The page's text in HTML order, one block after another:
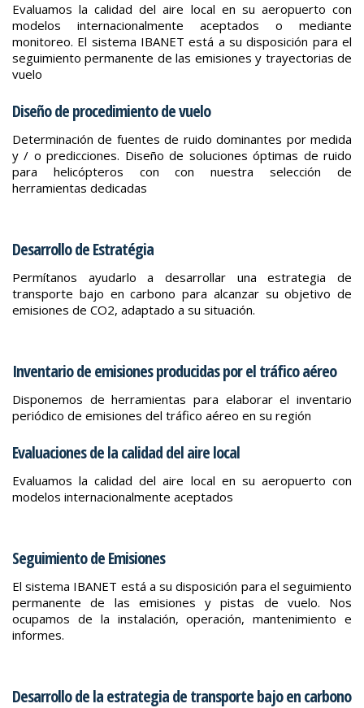
Evaluamos la calidad del aire local en su aeropuerto con
modelos internacionalmente aceptados o mediante
monitoreo. El sistema IBANET está a su disposición para el
seguimiento permanente de las emisiones y trayectorias de
vuelo
Diseño de procedimiento de vuelo
Determinación de fuentes de ruido dominantes por medida
y / o predicciones. Diseño de soluciones óptimas de ruido
para helicópteros con con nuestra selección de
herramientas dedicadas
Desarrollo de Estratégia
Permítanos ayudarlo a desarrollar una estrategia de
transporte bajo en carbono para alcanzar su objetivo de
emisiones de CO2, adaptado a su situación.
Inventario de emisiones producidas por el tráfico aéreo
Disponemos de herramientas para elaborar el inventario
periódico de emisiones del tráfico aéreo en su región
Evaluaciones de la calidad del aire local
Evaluamos la calidad del aire local en su aeropuerto con
modelos internacionalmente aceptados
Seguimiento de Emisiones
El sistema IBANET está a su disposición para el seguimiento
permanente de las emisiones y pistas de vuelo. Nos
ocupamos de la instalación, operación, mantenimiento e
informes.
Desarrollo de la estrategia de transporte bajo en carbono